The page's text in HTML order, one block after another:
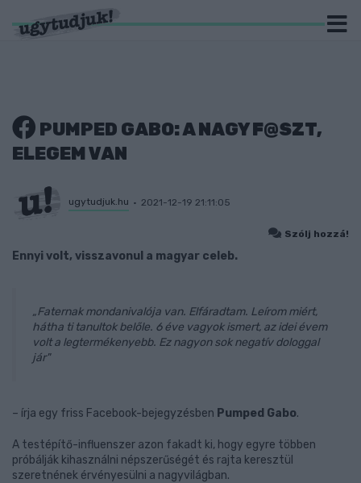
PUMPED GABO: A NAGY F@SZT,
ELEGEM VAN
ugytudjuk.hu 2021-12-19 21:11:05
Szólj hozzá!
Ennyi volt, visszavonul a magyar celeb.
„Faternak mondanivalója van. Elfáradtam. Leírom miért,
hátha ti tanultok belőle. 6 éve vagyok ismert, az idei évem
volt a legtermékenyebb. Ez nagyon sok negatív dologgal
jár"
– írja egy friss Facebook-bejegyzésben Pumped Gabo.
A testépítő-influenszer azon fakadt ki, hogy egyre többen
próbálják kihasználni népszerűségét és rajta keresztül
szeretnének érvényesülni a nagyvilágban.